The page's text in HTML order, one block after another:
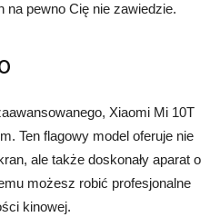
na pewno Cię nie zawiedzie.
Xiaomi Mi 10T
Ten flagowy model oferuje nie
ale także doskonały aparat o
możesz robić profesjonalne
kinowej.